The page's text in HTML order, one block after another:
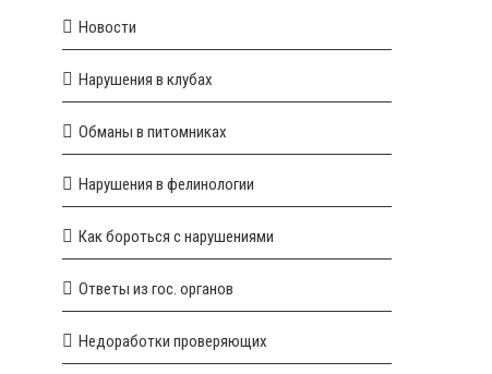
Новости
Нарушения в клубах
Обманы в питомниках
Нарушения в фелинологии
Как бороться с нарушениями
Ответы из гос. органов
Недоработки проверяющих